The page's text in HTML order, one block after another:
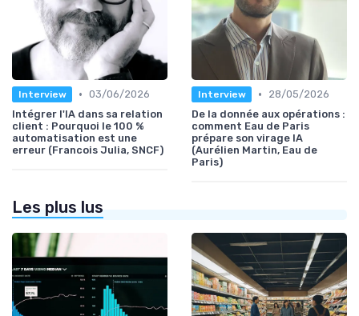
Interview • 03/06/2026
Intégrer l'IA dans sa relation
client : Pourquoi le 100 %
automatisation est une
erreur (Francois Julia, SNCF)
Interview •
28/05/2026
De la donnée aux opérations :
comment Eau de Paris
prépare son virage IA
(Aurélien Martin, Eau de
Paris)
Les plus lus